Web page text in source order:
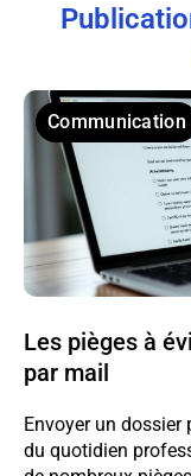
Communication
Les pièges à
par mail
Envoyer un dossier
du quotidien